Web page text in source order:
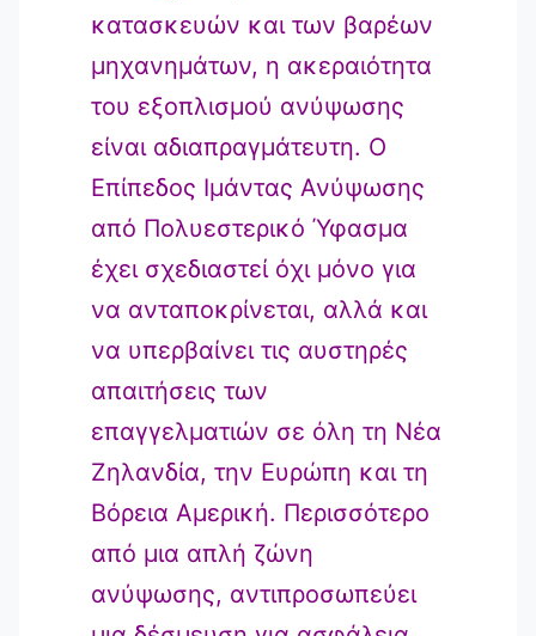
κατασκευών και των βαρέων
μηχανημάτων, η ακεραιότητα
του εξοπλισμού ανύψωσης
είναι αδιαπραγμάτευτη. Ο
Επίπεδος Ιμάντας Ανύψωσης
από Πολυεστερικό Ύφασμα
έχει σχεδιαστεί όχι μόνο για
να ανταποκρίνεται, αλλά και
να υπερβαίνει τις αυστηρές
απαιτήσεις των
επαγγελματιών σε όλη τη Νέα
Ζηλανδία, την Ευρώπη και τη
Βόρεια Αμερική. Περισσότερο
από μια απλή ζώνη
ανύψωσης, αντιπροσωπεύει